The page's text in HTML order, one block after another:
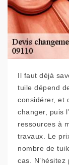
Il faut déjà
tuile dépend
considérer, et
changer, puis
ressources à
travaux. Le
nombre de
cas.